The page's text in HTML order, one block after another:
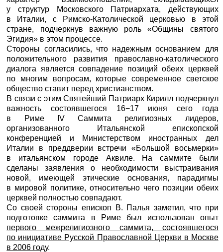
у структур Московского Патриархата, действующих
в Италии, с Римско-Католической церковью в этой
стране, подчеркнув важную роль «Общины святого
Эгидия» в этом процессе.
Стороны согласились, что надежным основанием для
положительного развития православно-католического
диалога является совпадение позиций обеих церквей
по многим вопросам, которые современное светское
общество ставит перед христианством.
В связи с этим Святейший Патриарх Кирилл подчеркнул
важность состоявшегося 16−17 июня сего года
в Риме IV Саммита религиозных лидеров,
организованного Итальянской епископской
конференцией и Министерством иностранных дел
Италии в преддверии встречи «Большой восьмерки»
в итальянском городе Аквиле. На саммите были
сделаны заявления о необходимости выстраивания
новой, имеющей этические основания, парадигмы
в мировой политике, относительно чего позиции обеих
церквей полностью совпадают.
Со своей стороны епископ В. Палья заметил, что при
подготовке саммита в Риме был использован опыт
первого межрелигиозного саммита, состоявшегося
по инициативе Русской Православной Церкви в Москве
в 2006 году.